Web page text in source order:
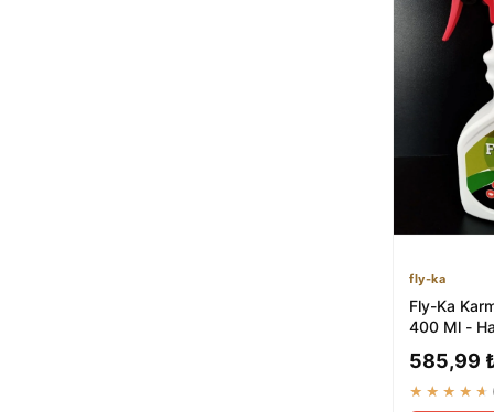
fly-ka
Fly-Ka
400 Ml -
v...
585,99
★★★★★